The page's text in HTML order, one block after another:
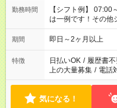
勤務時間
【シフト例】 07:00
は一例です！その他
期間 即日～2ヶ月以上
特徴 日払いOK / 履歴書
上の大量募集 / 電話
気になる！